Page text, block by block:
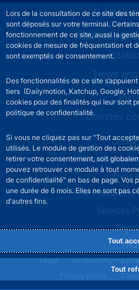
Lors de la consultation de ce site des
sont déposés sur votre terminal.
fonctionnement de ce site, aussi la
cookies de mesure de fréquentation et
sont exemptés de consentement.
Des fonctionnalités de ce site
tiers (Dailymotion, Katchup, Google,
cookies pour des finalités qui leur sont
politique de confidentialité.
Si vous ne cliquez pas sur "Tout
utilisés. Le module de gestion des
retirer votre consentement, soit
pouvez retrouver ce module à tout
de confidentialité" en bas de page. Vos
une durée de 6 mois. Elles ne sont pas
d'autres fins.
Tout
Tout
Financial
Publications
News
Join
Comités
Footer secondary menu
Sourds et
Press
The
Services
Footer legal notice menu
Legal Accessibility -
Privacy policy